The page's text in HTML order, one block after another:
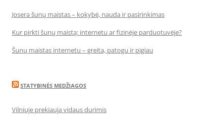
Josera šunų maistas – kokybė, nauda ir pasirinkimas
Kur pirkti šunų maistą: internetu ar fizinėje parduotuvėje?
Šunų maistas internetu – greita, patogu ir pigiau
STATYBINĖS MEDŽIAGOS
Vilniuje prekiauja vidaus durimis